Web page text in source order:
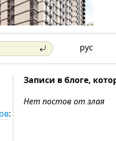
рус
:
Записи в блоге,
Нет постов от злая